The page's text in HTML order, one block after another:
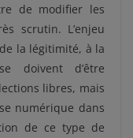
de modifier les
scrutin. L’enjeu
la légitimité, à la
doivent d’être
libres, mais
numérique dans
de ce type de